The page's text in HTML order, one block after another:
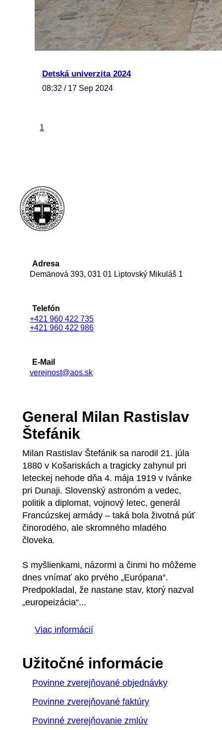
Detská univerzita 2024
08:32 / 17 Sep 2024
1
Adresa
Demänová 393, 031 01 Liptovský Mikuláš 1
Telefón
+421 960 422 735
+421 960 422 986
E-Mail
verejnost@aos.sk
General Milan Rastislav
Štefánik
Milan Rastislav Štefánik sa narodil 21. júla
1880 v Košariskách a tragicky zahynul pri
leteckej nehode dňa 4. mája 1919 v Ivánke
pri Dunaji. Slovenský astronóm a vedec,
politik a diplomat, vojnový letec, generál
Francúzskej armády – taká bola životná púť
činorodého, ale skromného mladého
človeka.
S myšlienkami, názormi a činmi ho môžeme
dnes vnímať ako prvého „Európana“.
Predpokladal, že nastane stav, ktorý nazval
„europeizácia“...
Viac informácií
Užitočné informácie
Povinne zverejňované objednávky
Povinne zverejňované faktúry
Povinné zverejňovanie zmlúv